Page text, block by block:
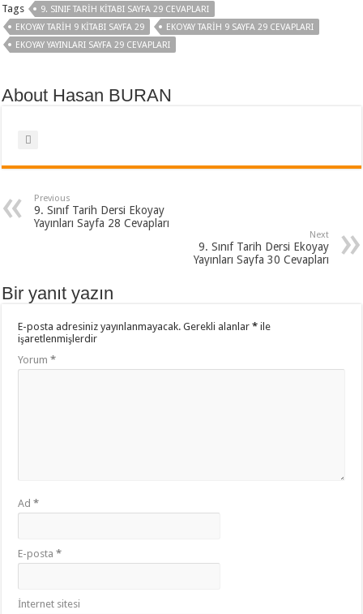
Tags
9. SINIF TARIH KITABI SAYFA 29 CEVAPLARI
EKOYAY TARIH 9 KITABI SAYFA 29
EKOYAY TARIH 9 SAYFA 29 CEVAPLARI
EKOYAY YAYINLARI SAYFA 29 CEVAPLARI
About Hasan BURAN
Previous
9. Sınıf Tarih Dersi Ekoyay
Yayınları Sayfa 28 Cevapları
Next
9. Sınıf Tarih Dersi Ekoyay
Yayınları Sayfa 30 Cevapları
Bir yanıt yazın
E-posta adresiniz yayınlanmayacak. Gerekli alanlar* ile
işaretlenmişlerdir
Yorum*
Ad*
E-posta*
İnternet sitesi